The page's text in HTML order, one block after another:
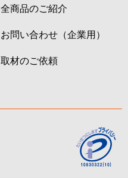
全商品のご紹介
お問い合わせ（企業用）
取材のご依頼